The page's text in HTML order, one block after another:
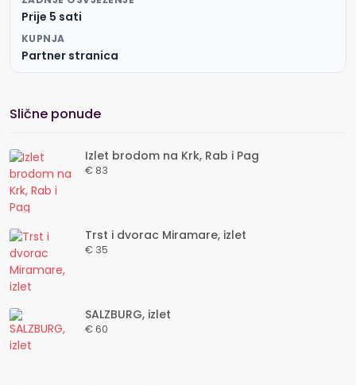
Prije 5 sati
KUPNJA
Partner stranica
Slične ponude
Izlet brodom na Krk, Rab i Pag
€ 83
Trst i dvorac Miramare, izlet
€ 35
SALZBURG, izlet
€ 60